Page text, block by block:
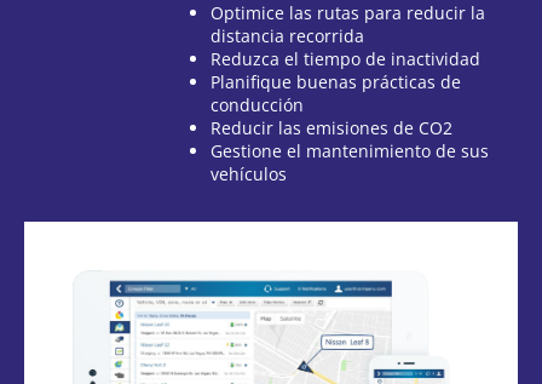
Optimice las rutas para reducir la
distancia recorrida
Reduzca el tiempo de inactividad
Planifique buenas prácticas de
conducción
Reducir las emisiones de CO2
Gestione el mantenimiento de sus
vehículos